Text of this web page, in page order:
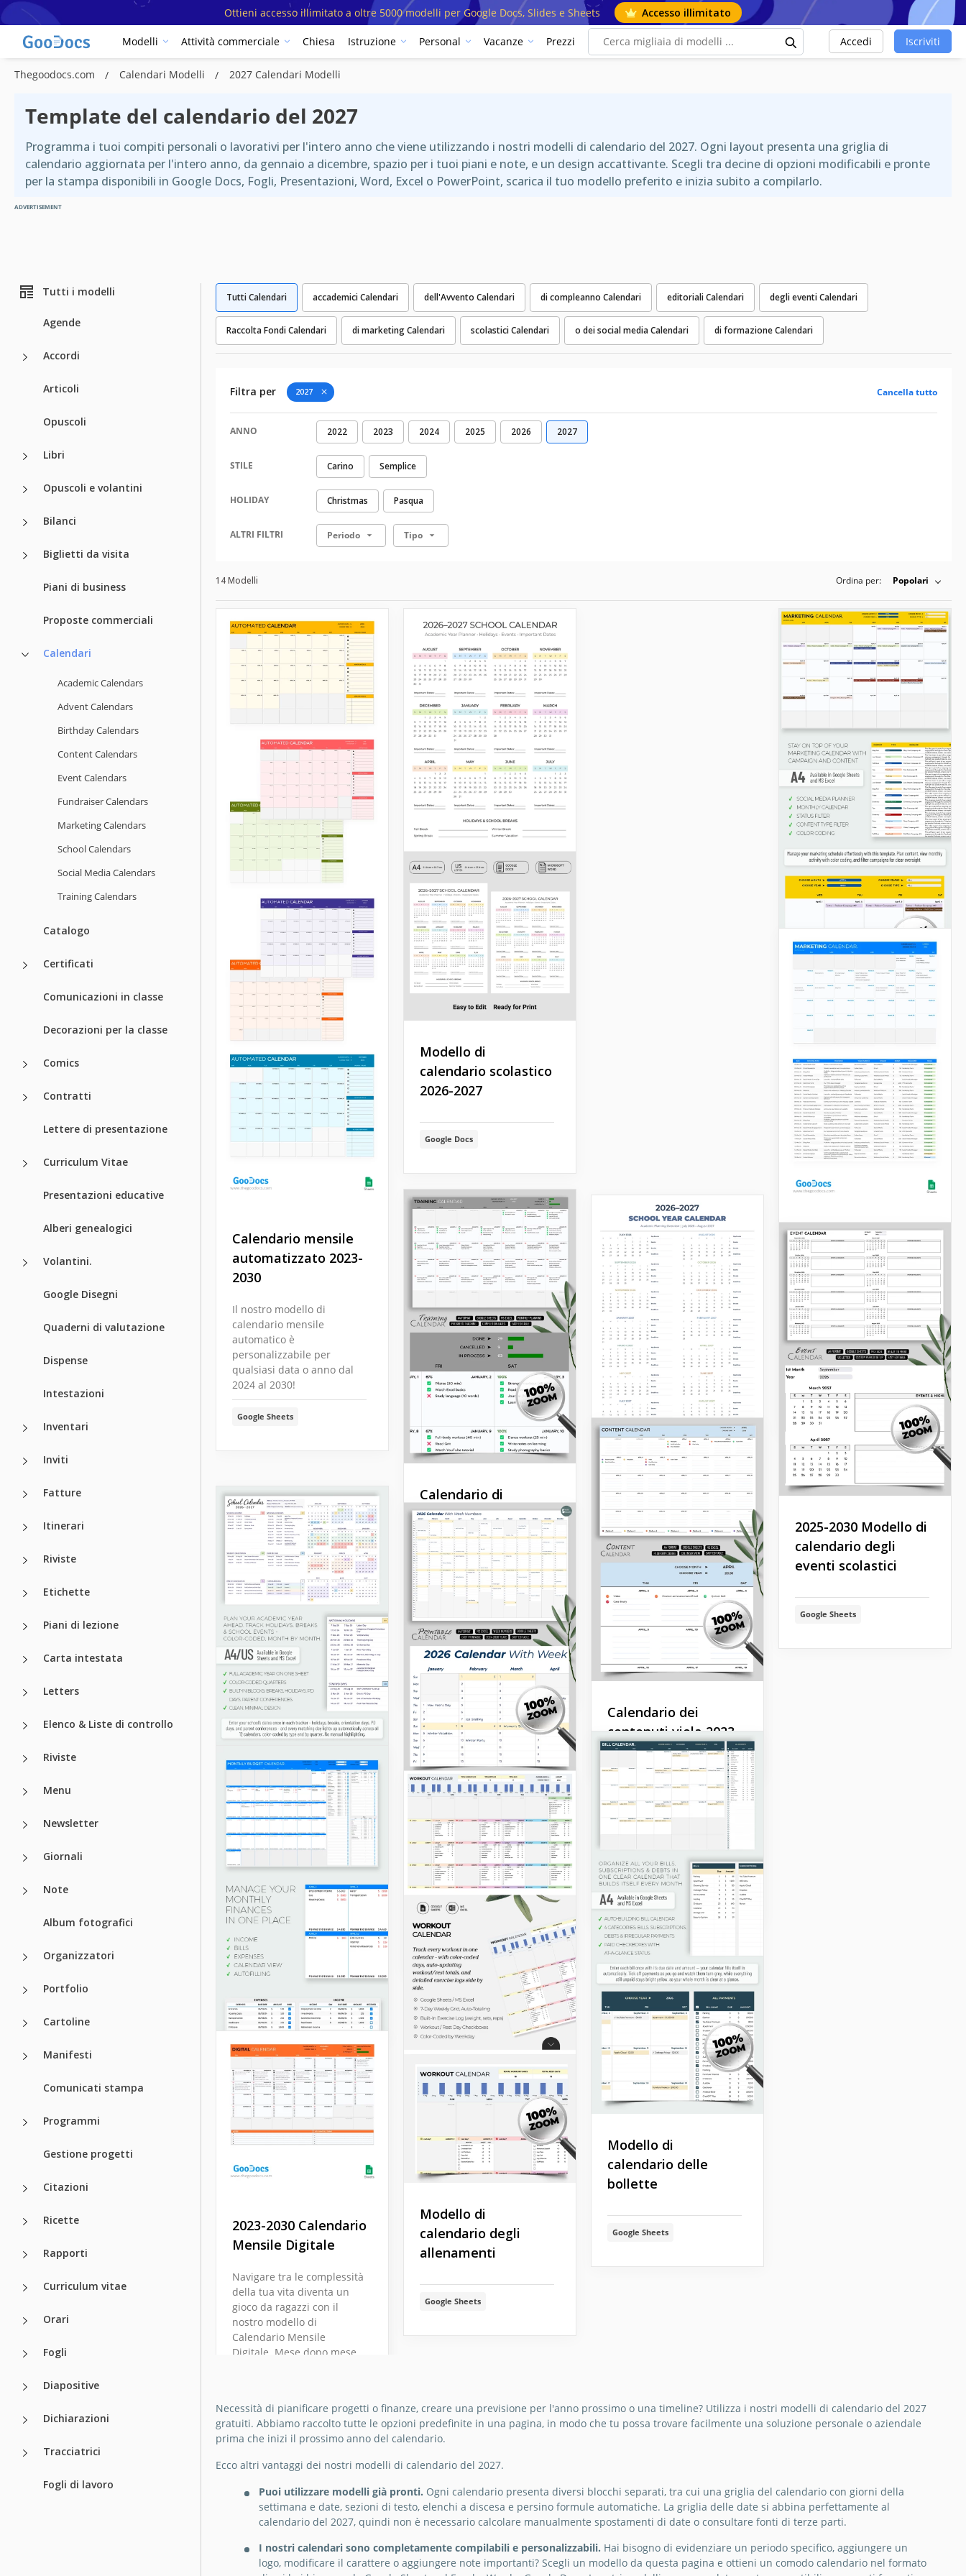
Ottieni accesso illimitato a oltre 5000 modelli per Google Docs, Slides e Sheets Accesso illimitato
Modelli Attività commerciale Chiesa Istruzione Personal Vacanze Prezzi Accedi Iscriviti
Thegoodocs.com Calendari Modelli 2027 Calendari Modelli
Template del calendario del 2027
Programma i tuoi compiti personali o lavorativi per l'intero anno che viene utilizzando i nostri modelli di calendario del 2027. Ogni layout presenta una griglia di
calendario aggiornata per l'intero anno, da gennaio a dicembre, spazio per i tuoi piani e note, e un design accattivante. Scegli tra decine di opzioni modificabili e pronte
per la stampa disponibili in Google Docs, Fogli, Presentazioni, Word, Excel o PowerPoint, scarica il tuo modello preferito e inizia subito a compilarlo.
ADVERTISEMENT
Tutti i modelli
Agende
Accordi
Articoli
Opuscoli
Libri
Opuscoli e volantini
Bilanci
Biglietti da visita
Piani di business
Proposte commerciali
Calendari
Academic Calendars
Advent Calendars
Birthday Calendars
Content Calendars
Event Calendars
Fundraiser Calendars
Marketing Calendars
School Calendars
Social Media Calendars
Training Calendars
Catalogo
Certificati
Comunicazioni in classe
Decorazioni per la classe
Comics
Contratti
Lettere di presentazione
Curriculum Vitae
Presentazioni educative
Alberi genealogici
Volantini.
Google Disegni
Quaderni di valutazione
Dispense
Intestazioni
Inventari
Inviti
Fatture
Itinerari
Riviste
Etichette
Piani di lezione
Carta intestata
Letters
Elenco & Liste di controllo
Riviste
Menu
Newsletter
Giornali
Note
Album fotografici
Organizzatori
Portfolio
Cartoline
Manifesti
Comunicati stampa
Programmi
Gestione progetti
Citazioni
Ricette
Rapporti
Curriculum vitae
Orari
Fogli
Diapositive
Dichiarazioni
Tracciatrici
Fogli di lavoro
Tutti Calendari accademici Calendari dell'Avvento Calendari di compleanno Calendari editoriali Calendari degli eventi Calendari
Raccolta Fondi Calendari di marketing Calendari scolastici Calendari o dei social media Calendari di formazione Calendari
Filtra per 2027 Cancella tutto
ANNO 2022 2023 2024 2025 2026 2027
STILE Carino Semplice
HOLIDAY Christmas Pasqua
Periodo Tipo
ALTRI FILTRI
14 Modelli Ordina per: Popolari
Calendario mensile
automatizzato 2023-
2030
Il nostro modello di
calendario mensile
automatico è
personalizzabile per
qualsiasi data o anno dal
2024 al 2030!
Google Sheets
Modello di
calendario scolastico
2026-2027
Google Docs
2025-2030 Modello di
calendario di
marketing sui social
media
Hai bisogno di un pratico
pianificatore online per le
tue pubblicazioni sui social
Modello di
calendario scolastico
modificabile 2026-
2027
Google Sheets
Calendario di
formazione 2023-
2030 modificabile
Puoi ottenere una copia
gratuita del nostro
Template Modificabile del
in Google Sheets oppure
scaricarlo in Excel!
Google Sheets
accademico 2026-
Google Docs
2024-2030 Calendario
di Marketing Digitale
Il nostro semplice e pronto
all'uso Modello di
Calendario Marketing è uno
strumento indispensabile
per qualsiasi
professionista.
Google Sheets
Calendario del
budget mensile
2023-2030
Ottieni questo modello di
calendario mensile
gratuito!
Google Sheets
Calendario 2024-2028
con numeri di
settimana
Scopri il nostro Modello di
Calendario Con Numeri di
Settimana 2024-2028.
Google Sheets
Calendario dei
contenuti viola 2023-
2030
Il nostro modello di
calendario dei contenuti in
contenuti.
2025-2030 Modello di
calendario degli
eventi scolastici
Google Sheets
2023-2030 Calendario
Mensile Digitale
Navigare tra le complessità
della tua vita diventa un
gioco da ragazzi con il
nostro modello di
Calendario Mensile
Digitale. Mese dopo mese,
Google Sheets
Modello di
calendario degli
allenamenti
Google Sheets
Modello di
calendario delle
bollette
Google Sheets
Necessità di pianificare progetti o finanze, creare una previsione per l'anno prossimo o una timeline? Utilizza i nostri modelli di calendario del 2027
gratuiti. Abbiamo raccolto tutte le opzioni predefinite in una pagina, in modo che tu possa trovare facilmente una soluzione personale o aziendale
prima che inizi il prossimo anno del calendario.
Ecco altri vantaggi dei nostri modelli di calendario del 2027.
Puoi utilizzare modelli già pronti. Ogni calendario presenta diversi blocchi separati, tra cui una griglia del calendario con giorni della
settimana e date, sezioni di testo, elenchi a discesa e persino formule automatiche. La griglia delle date si abbina perfettamente al
calendario del 2027, quindi non è necessario calcolare manualmente spostamenti di date o consultare fonti di terze parti.
I nostri calendari sono completamente compilabili e personalizzabili. Hai bisogno di evidenziare un periodo specifico, aggiungere un
logo, modificare il carattere o aggiungere note importanti? Scegli un modello da questa pagina e ottieni un comodo calendario nel formato